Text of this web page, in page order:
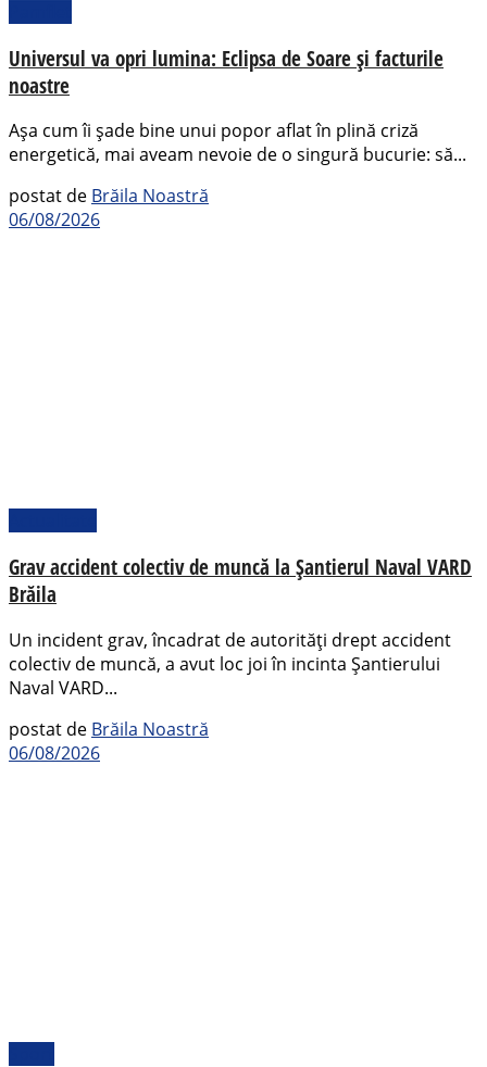
Universul va opri lumina: Eclipsa de Soare și facturile
noastre
Așa cum îi șade bine unui popor aflat în plină criză
energetică, mai aveam nevoie de o singură bucurie: să...
postat de Brăila Noastră
06/08/2026
Grav accident colectiv de muncă la Șantierul Naval VARD
Brăila
Un incident grav, încadrat de autorități drept accident
colectiv de muncă, a avut loc joi în incinta Șantierului
Naval VARD...
postat de Brăila Noastră
06/08/2026